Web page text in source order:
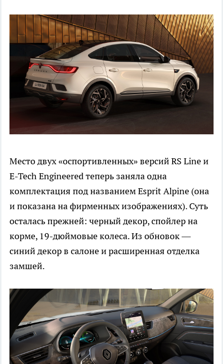
Место двух «оспортивленных» версий RS Line и
E-Tech Engineered теперь заняла одна
комплектация под названием Esprit Alpine (она
и показана на фирменных изображениях). Суть
осталась прежней: черный декор, спойлер на
корме, 19-дюймовые колеса. Из обновок —
синий декор в салоне и расширенная отделка
замшей.